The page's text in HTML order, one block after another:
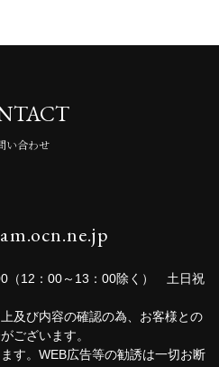
い合わせ
（12：00～13：00除く） 土日祝
及び内容の確認の為、お客様との
ございます。
す。WEB広告等の勧誘は一切お断